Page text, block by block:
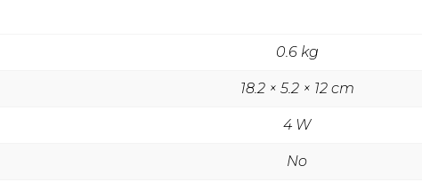
0.6 kg
18.2 × 5.2 × 12 cm
4 W
No